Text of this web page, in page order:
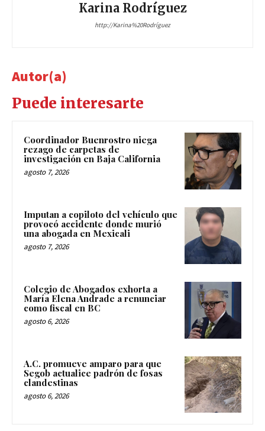
Karina Rodríguez
http://Karina%20Rodríguez
Autor(a)
Puede interesarte
Coordinador Buenrostro niega
rezago de carpetas de
investigación en Baja California
agosto 7, 2026
Imputan a copiloto del vehículo que
provocó accidente donde murió
una abogada en Mexicali
agosto 7, 2026
Colegio de Abogados exhorta a
María Elena Andrade a renunciar
como fiscal en BC
agosto 6, 2026
A.C. promueve amparo para que
Segob actualice padrón de fosas
clandestinas
agosto 6, 2026